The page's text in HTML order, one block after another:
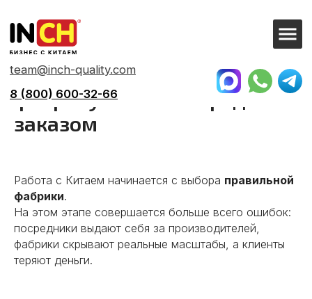
team@inch-quality.com
8 (800) 600-32-66
Как выбрать и проверить
фабрику в Китае перед
заказом
Работа с Китаем начинается с выбора правильной
фабрики.
На этом этапе совершается больше всего ошибок:
посредники выдают себя за производителей,
фабрики скрывают реальные масштабы, а клиенты
теряют деньги.